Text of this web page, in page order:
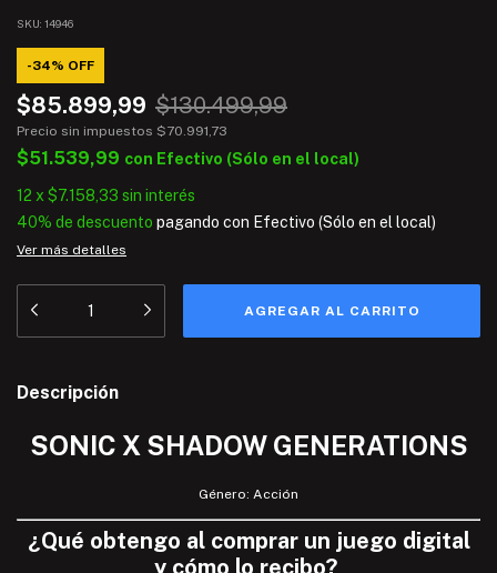
SKU: 14946
-34% OFF
$85.899,99 $130.499,99
Precio sin impuestos $70.991,73
$51.539,99 con Efectivo (Sólo en el local)
12 x $7.158,33 sin interés
40% de descuento pagando con Efectivo (Sólo en el local)
Ver más detalles
Descripción
SONIC X SHADOW GENERATIONS
Género: Acción
¿Qué obtengo al comprar un juego digital
y cómo lo recibo?